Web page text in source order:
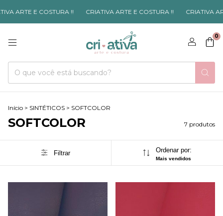
ARTE E COSTURA !! CRIATIVA ARTE E COSTURA !! CRIATIVA
0
Início > SINTÉTICOS > SOFTCOLOR
SOFTCOLOR 7 produtos
Filtrar Ordenar por:
Mais vendidos